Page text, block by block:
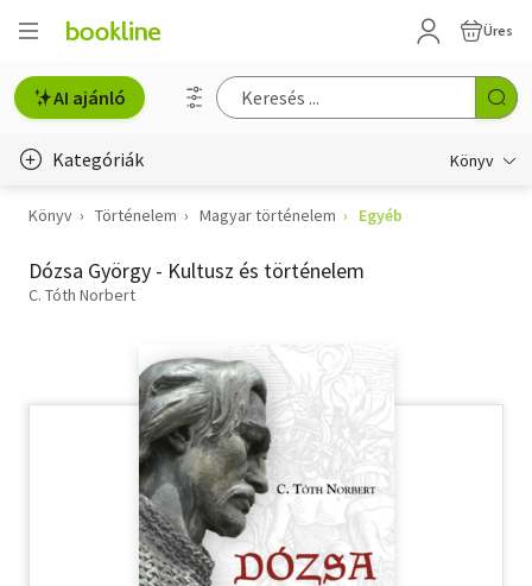
Üres
AI ajánló
Kategóriák Könyv
Életmód, egészség
Erotika
Hobbi, szabadidő
Szótár, nyelvkönyv
Könyv Történelem Magyar történelem Egyéb
Dózsa György - Kultusz és történelem
C. Tóth Norbert